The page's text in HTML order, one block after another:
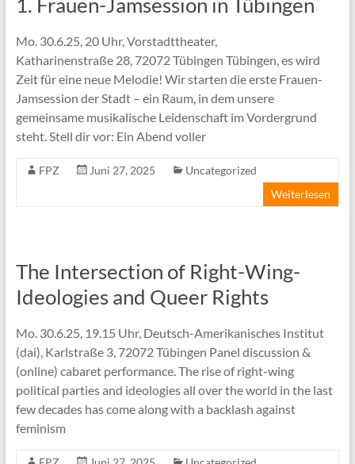
Mo. 30.6.25, 20 Uhr, Vorstadttheater,
Katharinenstraße 28, 72072 Tübingen Tübingen, es wird
Zeit für eine neue Melodie! Wir starten die erste Frauen-
Jamsession der Stadt – ein Raum, in dem unsere
gemeinsame musikalische Leidenschaft im Vordergrund
steht. Stell dir vor: Ein Abend voller
FPZ Juni 27, 2025
Uncategorized
Weiterlesen
The Intersection of Right-Wing-
Ideologies and Queer Rights
Mo. 30.6.25, 19.15 Uhr, Deutsch-Amerikanisches Institut
(dai), Karlstraße 3, 72072 Tübingen Panel discussion &
(online) cabaret performance. The rise of right-wing
political parties and ideologies all over the world in the last
few decades has come along with a backlash against
feminism